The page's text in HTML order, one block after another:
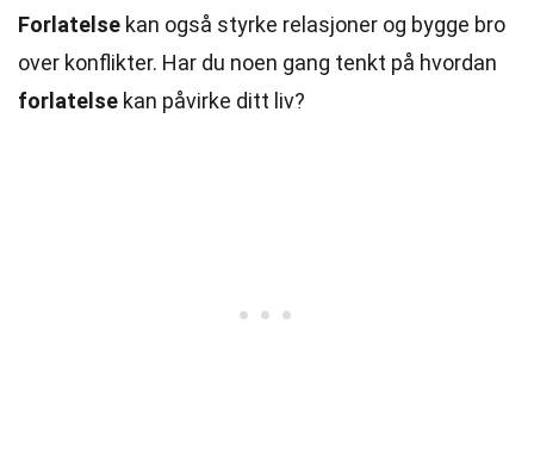
Forlatelse kan også styrke relasjoner og bygge bro
over konflikter. Har du noen gang tenkt på hvordan
forlatelse kan påvirke ditt liv?